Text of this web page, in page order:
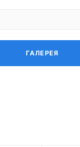
ГАЛЕРЕЯ